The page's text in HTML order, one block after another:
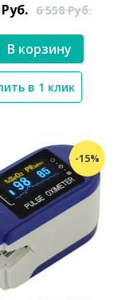
Руб. 6 558Руб.
В корзину
в 1 клик
-15%